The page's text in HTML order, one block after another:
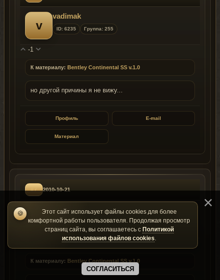
v
vadimak
ID: 6235 Группа: 255
-1
К материалу: Bentley Continental SS v.1.0
но другой причины я не вижу...
Профиль E-mail
Материал
#7 2010-10-21
n
nikitoss
ID: 4320 Группа: 255
К материалу: Bentley Continental SS v.1.0
🍪
Этот сайт использует файлы cookies для более
комфортной работы пользователя. Продолжая просмотр
страниц сайта, вы соглашаетесь с Политикой
использования файлов cookies.
СОГЛАСИТЬСЯ